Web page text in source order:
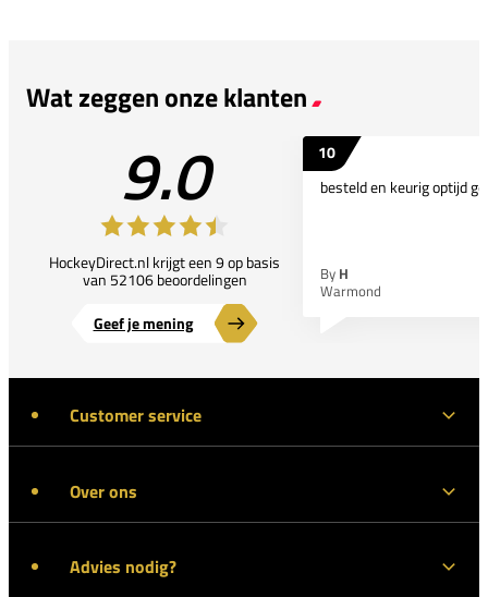
Wat zeggen onze klanten
9.0
HockeyDirect.nl krijgt een 9 op basis
van 52106 beoordelingen
Geef je mening
10
besteld en keurig optijd
By H
Warmond
Customer service
Over ons
Advies nodig?